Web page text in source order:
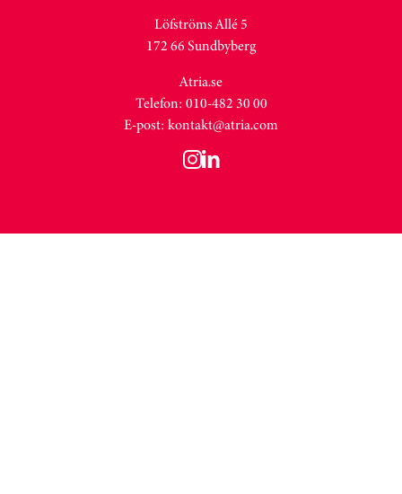
Löfströms Allé 5
172 66 Sundbyberg
Atria.se
Telefon: 010-482 30 00
E-post: kontakt@atria.com